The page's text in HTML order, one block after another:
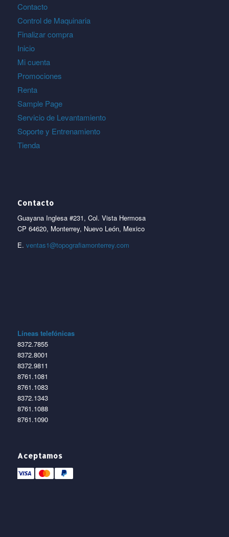
Contacto
Control de Maquinaria
Finalizar compra
Inicio
Mi cuenta
Promociones
Renta
Sample Page
Servicio de Levantamiento
Soporte y Entrenamiento
Tienda
Contacto
Guayana Inglesa #231, Col. Vista Hermosa
CP 64620, Monterrey, Nuevo León, Mexico
E. ventas1@topografiamonterrey.com
Líneas telefónicas
8372.7855
8372.8001
8372.9811
8761.1081
8761.1083
8372.1343
8761.1088
8761.1090
Aceptamos